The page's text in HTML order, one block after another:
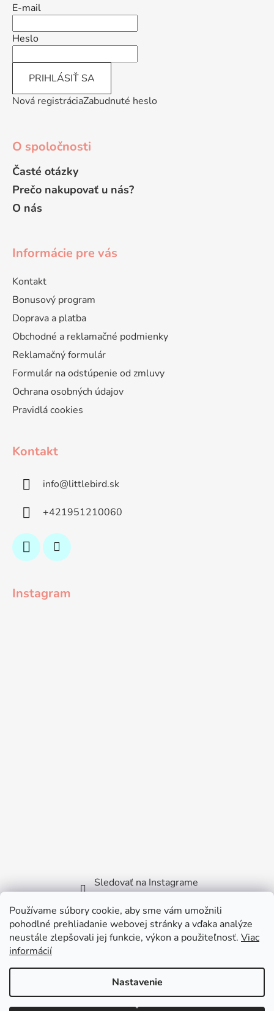
Používame súbory cookie, aby sme vám umožnili
pohodlné prehliadanie webovej stránky a vďaka analýze
neustále zlepšovali jej funkcie, výkon a použiteľnosť. Viac
informácií
Nastavenie
i
e
p
r
y
E-mail
Heslo
PRIHLÁSIŤ SA
Nová registráciaZabudnuté heslo
O spoločnosti
Časté otázky
Prečo nakupovať u nás?
O nás
Informácie pre vás
Kontakt
Bonusový program
Doprava a platba
Obchodné a reklamačné podmienky
Reklamačný formulár
Formulár na odstúpenie od zmluvy
Ochrana osobných údajov
Pravidlá cookies
Kontakt
info@littlebird.sk
+421951210060
Instagram
Sledovať na Instagrame
Facebook
Vytvoril Shoptet
Copyright 2026Littlebird.sk. Všetky práva vyhradené.